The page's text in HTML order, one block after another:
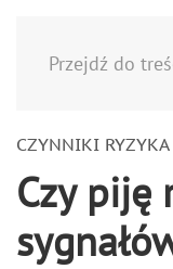
Przejdź do
CZYNNIKI
Czy piję